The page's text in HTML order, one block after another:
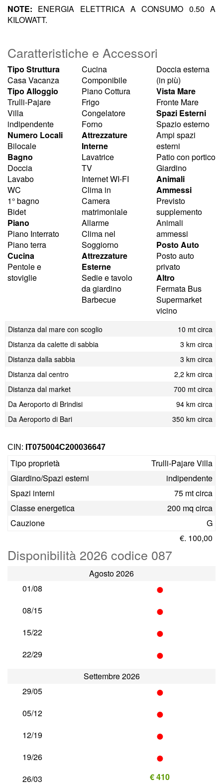
NOTE: ENERGIA ELETTRICA A CONSUMO 0.50 A
KILOWATT.
Caratteristiche e Accessori
Tipo Struttura
Casa Vacanza
Tipo Alloggio
Trulli-Pajare
Villa
indipendente
Numero Locali
Bilocale
Bagno
Doccia
Lavabo
WC
1° bagno
Bidet
Piano
Piano Interrato
Piano terra
Cucina
Pentole e
stoviglie
Cucina
Componibile
Piano Cottura
Frigo
Congelatore
Forno
Attrezzature
Interne
Lavatrice
TV
Internet WI-FI
Clima in
Camera
matrimoniale
Allarme
Clima nel
Soggiorno
Attrezzature
Esterne
Sedie e tavolo
da giardino
Barbecue
Doccia esterna
(in più)
Vista Mare
Fronte Mare
Spazi Esterni
Spazio esterno
Ampi spazi
esterni
Patio con portico
Giardino
Animali
Ammessi
Previsto
supplemento
Animali
ammessi
Posto Auto
Posto auto
privato
Altro
Fermata Bus
Supermarket
vicino
Distanza dal mare con scoglio
10 mt circa
Distanza da calette di sabbia
3 km circa
Distanza dalla sabbia
3 km circa
Distanza dal centro
2,2 km circa
Distanza dal market
700 mt circa
Da Aeroporto di Brindisi
94 km circa
Da Aeroporto di Bari
350 km circa
CIN: IT075004C200036647
Tipo proprietà
Trulli-Pajare Villa
indipendente
Giardino/Spazi esterni
75 mt circa
Spazi interni
200 mq circa
Classe energetica
G
Cauzione
€. 100,00
Disponibilità 2026 codice 087
Agosto 2026
01/08
•
08/15 •
15/22 •
22/29 •
Settembre 2026
29/05
•
05/12 •
12/19 •
19/26 •
26/03 € 410